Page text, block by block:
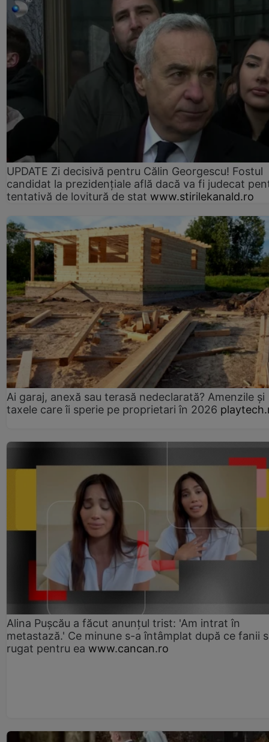
UPDATE Zi decisivă pentru Călin Georgescu! Fostul
candidat la prezidențiale află dacă va fi judecat
tentativă de lovitură de stat www.stirilekanald.ro
Ai garaj, anexă sau terasă nedeclarată? Amenzile și
taxele care îi sperie pe proprietari în 2026
Alina Pușcău a făcut anunțul trist: 'Am intrat în
metastază.' Ce minune s-a întâmplat după ce fanii
rugat pentru ea www.cancan.ro